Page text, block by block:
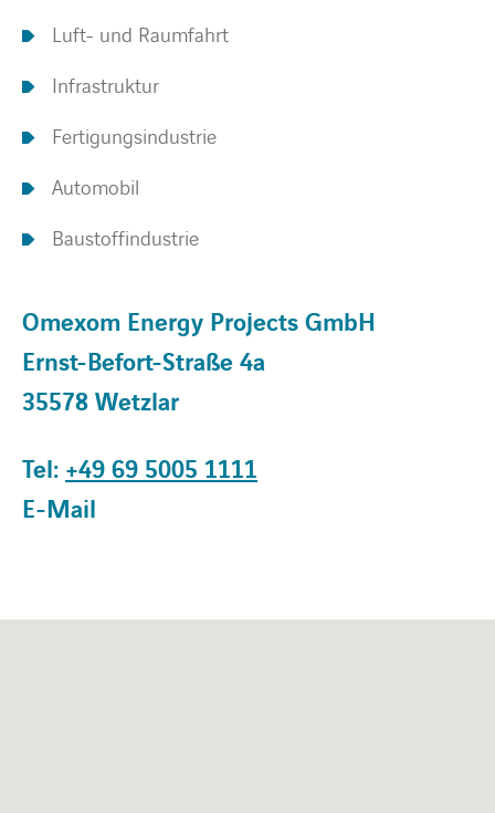
Luft- und Raumfahrt
Infrastruktur
Fertigungsindustrie
Automobil
Baustoffindustrie
Omexom Energy Projects GmbH
Ernst-Befort-Straße 4a
35578 Wetzlar
Tel: +49 69 5005 1111
E-Mail